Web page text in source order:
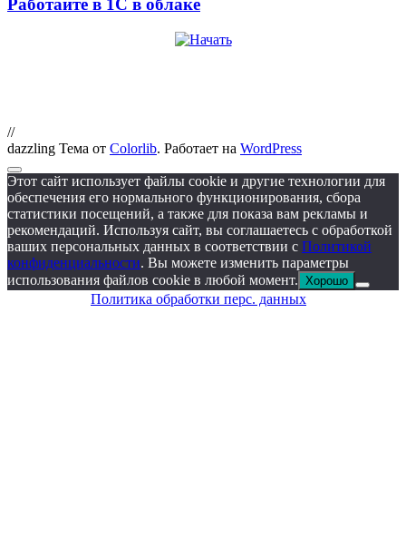
Работайте в 1С в облаке
//
dazzling Тема от Colorlib. Работает на WordPress
Этот сайт использует файлы cookie и другие технологии для
обеспечения его нормального функционирования, сбора
статистики посещений, а также для показа вам рекламы и
рекомендаций. Используя сайт, вы соглашаетесь с обработкой
ваших персональных данных в соответствии с Политикой
конфиденциальности. Вы можете изменить параметры
использования файлов cookie в любой момент. Хорошо
Политика обработки перс. данных